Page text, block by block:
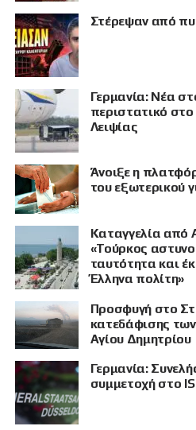
Στέρεψαν από
Γερμανία: Νέα
περιστατικό
Λειψίας
Άνοιξε η
του εξωτερικού
Καταγγελία από
«Τούρκος
ταυτότητα και
Έλληνα πολίτη»
Προσφυγή στο
κατεδάφισης
Αγίου Δημητρίου
Γερμανία:
συμμετοχή στο